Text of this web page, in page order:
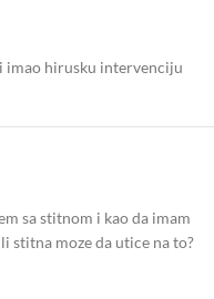
imao hirusku intervenciju
sa stitnom i kao da imam
stitna moze da utice na to?